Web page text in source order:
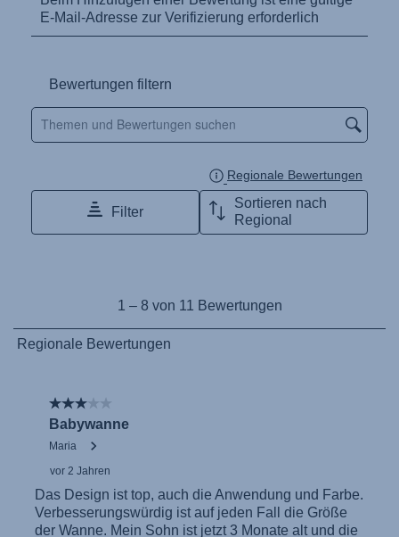
Használati útmutató (Magyar nyelv)
Lietošanas instrukcija (Latviešu valoda)
Instrucţiuni de utilizare (Limba română)
Navodila za uporabo (Slovenščina)
Bruksanvisning (Svenska)